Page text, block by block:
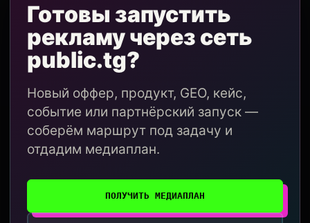
Готовы запустить
рекламу через сеть
public.tg?
Новый оффер, продукт, GEO, кейс,
событие или партнёрский запуск —
соберём маршрут под задачу и
отдадим медиаплан.
ПОЛУЧИТЬ МЕДИАПЛАН